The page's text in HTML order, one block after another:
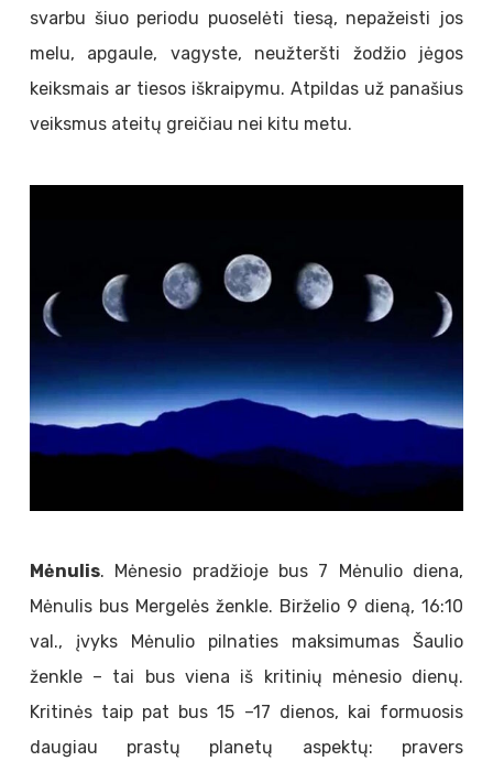
svarbu šiuo periodu puoselėti tiesą, nepažeisti jos
melu, apgaule, vagyste, neužteršti žodžio jėgos
keiksmais ar tiesos iškraipymu. Atpildas už panašius
veiksmus ateitų greičiau nei kitu metu.
Mėnulis. Mėnesio pradžioje bus 7 Mėnulio diena,
Mėnulis bus Mergelės ženkle. Birželio 9 dieną, 16:10
val., įvyks Mėnulio pilnaties maksimumas Šaulio
ženkle – tai bus viena iš kritinių mėnesio dienų.
Kritinės taip pat bus 15 –17 dienos, kai formuosis
daugiau prastų planetų aspektų: pravers